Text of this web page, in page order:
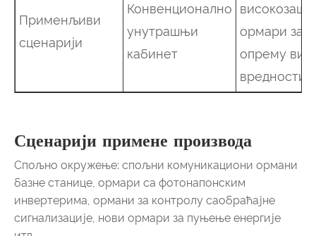
Применљиви
сценарији
Конвенционално
унутрашњи
кабинет
ормари за
опрему
вредности
Сценарији примене производа
Спољно окружење: спољни комуникациони ормани
базне станице, ормари са фотонапонским
инвертерима, ормани за контролу саобраћајне
сигнализације, нови ормари за пуњење енергије